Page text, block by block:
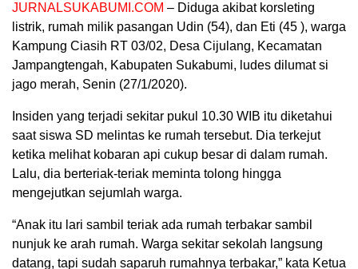
JURNALSUKABUMI.COM – Diduga akibat korsleting
listrik, rumah milik pasangan Udin (54), dan Eti (45 ), warga
Kampung Ciasih RT 03/02, Desa Cijulang, Kecamatan
Jampangtengah, Kabupaten Sukabumi, ludes dilumat si
jago merah, Senin (27/1/2020).
Insiden yang terjadi sekitar pukul 10.30 WIB itu diketahui
saat siswa SD melintas ke rumah tersebut. Dia terkejut
ketika melihat kobaran api cukup besar di dalam rumah.
Lalu, dia berteriak-teriak meminta tolong hingga
mengejutkan sejumlah warga.
“Anak itu lari sambil teriak ada rumah terbakar sambil
nunjuk ke arah rumah. Warga sekitar sekolah langsung
datang, tapi sudah saparuh rumahnya terbakar,” kata Ketua